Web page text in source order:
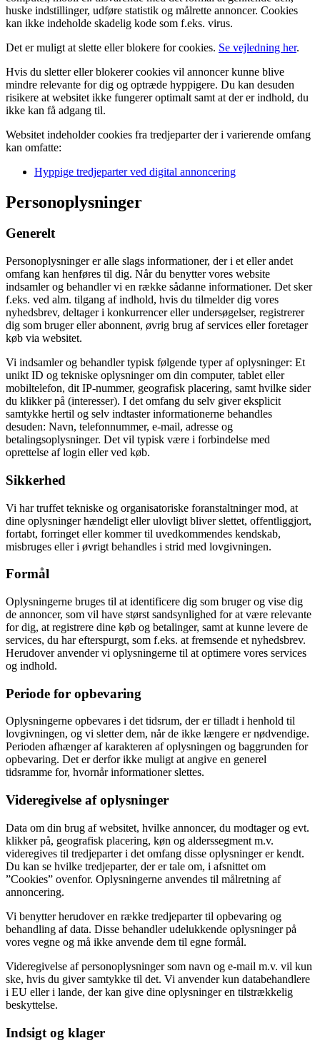
huske indstillinger, udføre statistik og målrette annoncer. Cookies
kan ikke indeholde skadelig kode som f.eks. virus.
Det er muligt at slette eller blokere for cookies. Se vejledning her.
Hvis du sletter eller blokerer cookies vil annoncer kunne blive
mindre relevante for dig og optræde hyppigere. Du kan desuden
risikere at websitet ikke fungerer optimalt samt at der er indhold, du
ikke kan få adgang til.
Websitet indeholder cookies fra tredjeparter der i varierende omfang
kan omfatte:
Hyppige tredjeparter ved digital annoncering
Personoplysninger
Generelt
Personoplysninger er alle slags informationer, der i et eller andet
omfang kan henføres til dig. Når du benytter vores website
indsamler og behandler vi en række sådanne informationer. Det sker
f.eks. ved alm. tilgang af indhold, hvis du tilmelder dig vores
nyhedsbrev, deltager i konkurrencer eller undersøgelser, registrerer
dig som bruger eller abonnent, øvrig brug af services eller foretager
køb via websitet.
Vi indsamler og behandler typisk følgende typer af oplysninger: Et
unikt ID og tekniske oplysninger om din computer, tablet eller
mobiltelefon, dit IP-nummer, geografisk placering, samt hvilke sider
du klikker på (interesser). I det omfang du selv giver eksplicit
samtykke hertil og selv indtaster informationerne behandles
desuden: Navn, telefonnummer, e-mail, adresse og
betalingsoplysninger. Det vil typisk være i forbindelse med
oprettelse af login eller ved køb.
Sikkerhed
Vi har truffet tekniske og organisatoriske foranstaltninger mod, at
dine oplysninger hændeligt eller ulovligt bliver slettet, offentliggjort,
fortabt, forringet eller kommer til uvedkommendes kendskab,
misbruges eller i øvrigt behandles i strid med lovgivningen.
Formål
Oplysningerne bruges til at identificere dig som bruger og vise dig
de annoncer, som vil have størst sandsynlighed for at være relevante
for dig, at registrere dine køb og betalinger, samt at kunne levere de
services, du har efterspurgt, som f.eks. at fremsende et nyhedsbrev.
Herudover anvender vi oplysningerne til at optimere vores services
og indhold.
Periode for opbevaring
Oplysningerne opbevares i det tidsrum, der er tilladt i henhold til
lovgivningen, og vi sletter dem, når de ikke længere er nødvendige.
Perioden afhænger af karakteren af oplysningen og baggrunden for
opbevaring. Det er derfor ikke muligt at angive en generel
tidsramme for, hvornår informationer slettes.
Videregivelse af oplysninger
Data om din brug af websitet, hvilke annoncer, du modtager og evt.
klikker på, geografisk placering, køn og alderssegment m.v.
videregives til tredjeparter i det omfang disse oplysninger er kendt.
Du kan se hvilke tredjeparter, der er tale om, i afsnittet om
”Cookies” ovenfor. Oplysningerne anvendes til målretning af
annoncering.
Vi benytter herudover en række tredjeparter til opbevaring og
behandling af data. Disse behandler udelukkende oplysninger på
vores vegne og må ikke anvende dem til egne formål.
Videregivelse af personoplysninger som navn og e-mail m.v. vil kun
ske, hvis du giver samtykke til det. Vi anvender kun databehandlere
i EU eller i lande, der kan give dine oplysninger en tilstrækkelig
beskyttelse.
Indsigt og klager